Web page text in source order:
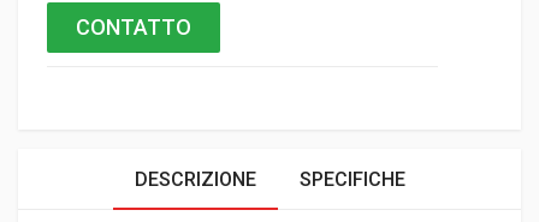
CONTATTO
DESCRIZIONE SPECIFICHE